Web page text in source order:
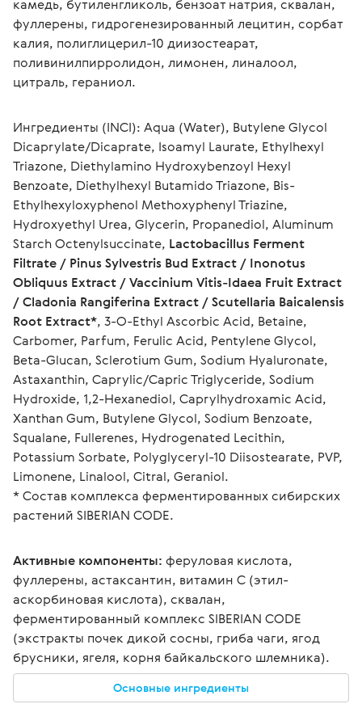
камедь, бутиленгликоль, бензоат натрия, сквалан,
фуллерены, гидрогенезированный лецитин, сорбат
калия, полиглицерил-10 диизостеарат,
поливинилпирролидон, лимонен, линалоол,
цитраль, гераниол.
Ингредиенты (INCI): Aqua (Water), Butylene Glycol
Dicaprylate/Dicaprate, Isoamyl Laurate, Ethylhexyl
Triazone, Diethylamino Hydroxybenzoyl Hexyl
Benzoate, Diethylhexyl Butamido Triazone, Bis-
Ethylhexyloxyphenol Methoxyphenyl Triazine,
Hydroxyethyl Urea, Glycerin, Propanediol, Aluminum
Starch Octenylsuccinate, Lactobacillus Ferment
Filtrate / Pinus Sylvestris Bud Extract / Inonotus
Obliquus Extract / Vaccinium Vitis-Idaea Fruit Extract
/ Cladonia Rangiferina Extract / Scutellaria Baicalensis
Root Extract*, 3-O-Ethyl Ascorbic Acid, Betaine,
Carbomer, Parfum, Ferulic Acid, Pentylene Glycol,
Beta-Glucan, Sclerotium Gum, Sodium Hyaluronate,
Astaxanthin, Caprylic/Capric Triglyceride, Sodium
Hydroxide, 1,2-Hexanediol, Caprylhydroxamic Acid,
Xanthan Gum, Butylene Glycol, Sodium Benzoate,
Squalane, Fullerenes, Hydrogenated Lecithin,
Potassium Sorbate, Polyglyceryl-10 Diisostearate, PVP,
Limonene, Linalool, Citral, Geraniol.
* Состав комплекса ферментированных сибирских
растений SIBERIAN CODE.
Активные компоненты: феруловая кислота,
фуллерены, астаксантин, витамин С (этил-
аскорбиновая кислота), сквалан,
ферментированный комплекс SIBERIAN CODE
(экстракты почек дикой сосны, гриба чаги, ягод
брусники, ягеля, корня байкальского шлемника).
Основные ингредиенты